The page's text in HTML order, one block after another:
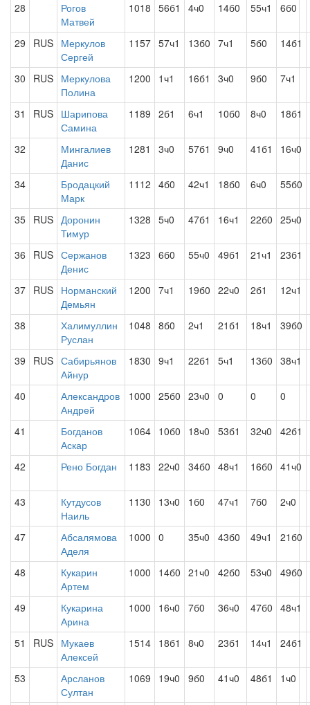
28
Рогов
Матвей
1018 56б1 4ч0 14б0 55ч1 6б0
29 RUS Меркулов
Сергей
1157 57ч1 13б0 7ч1 5б0 14б1
30 RUS Меркулова
Полина
1200 1ч1 16б1 3ч0 9б0 7ч1
31 RUS Шарипова
Самина
1189 2б1 6ч1 10б0 8ч0 18б1
32
Мингалиев
Данис
1281 3ч0 57б1 9ч0 41б1 16ч0
34
Бродацкий
Марк
1112 4б0 42ч1 18б0 6ч0 55б0
35 RUS Доронин
Тимур
1328 5ч0 47б1 16ч1 22б0 25ч0
36 RUS Сержанов
Денис
1323 6б0 55ч0 49б1 21ч1 23б1
37 RUS Норманский
Демьян
1200 7ч1 19б0 22ч0 2б1 12ч1
38
Халимуллин
Руслан
1048 8б0 2ч1 21б1 18ч1 39б0
39 RUS Сабирьянов
Айнур
1830 9ч1 22б1 5ч1 13б0 38ч1
40
Александров
Андрей
1000 25б0 23ч0 0 0 0
41
Богданов
Аскар
1064 10б0 18ч0 53б1 32ч0 42б1
42 Рено Богдан 1183 22ч0 34б0 48ч1 16б0 41ч0
43
Кутдусов
Наиль
1130 13ч0 1б0 47ч1 7б0 2ч0
47
Абсалямова
Аделя
1000 0 35ч0 43б0 49ч1 21б0
48
Кукарин
Артем
1000 14б0 21ч0 42б0 53ч0 49б0
49
Кукарина
Арина
1000 16ч0 7б0 36ч0 47б0 48ч1
51 RUS Мукаев
Алексей
1514 18б1 8ч0 23б1 14ч1 24б1
53
Арсланов
Султан
1069 19ч0 9б0 41ч0 48б1 1ч0